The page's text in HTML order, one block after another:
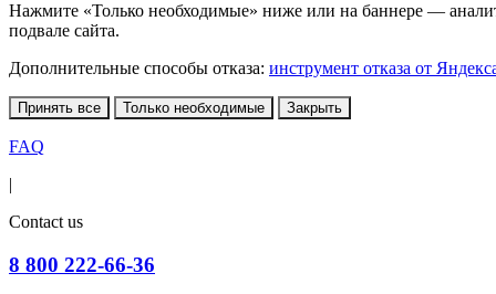
Нажмите «Только необходимые» ниже или на баннере —
подвале сайта.
Дополнительные способы отказа: инструмент отказа от
Принять все Только необходимые Закрыть
FAQ
|
Contact us
8 800 222-66-36